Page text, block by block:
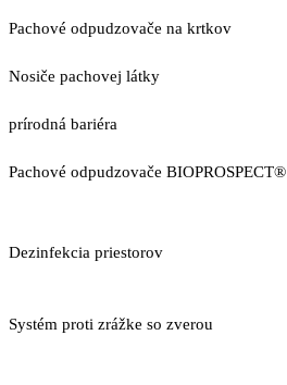
Pachové odpudzovače na krtkov
Nosiče pachovej látky
prírodná bariéra
Pachové odpudzovače BIOPROSPECT®
Dezinfekcia priestorov
Systém proti zrážke so zverou